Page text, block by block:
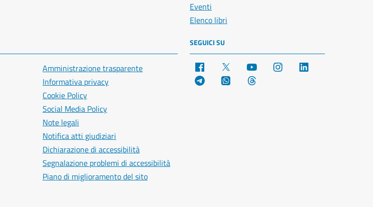
Eventi
Elenco libri
Amministrazione trasparente
Informativa privacy
Cookie Policy
Social Media Policy
Note legali
Notifica atti giudiziari
Dichiarazione di accessibilità
Segnalazione problemi di accessibilità
Piano di miglioramento del sito
SEGUICI SU
Facebook YouTube Instagram
Telegram WhatsApp